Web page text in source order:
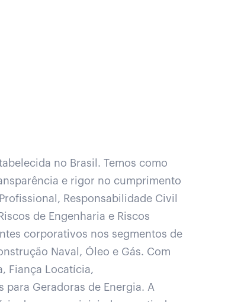
no Brasil. Temos como
e rigor no cumprimento
Responsabilidade Civil
de Engenharia e Riscos
corporativos nos segmentos de
Naval, Óleo e Gás. Com
Fiança Locatícia,
para Geradoras de Energia. A